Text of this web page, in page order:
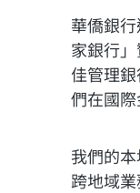
華僑銀
家銀行
佳管理
們在國
我們的
跨地域業